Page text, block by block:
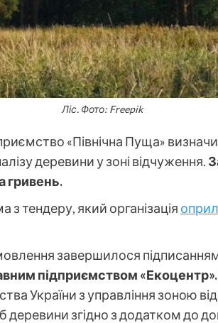
Ліс. Фото: Freepik
«Північна Пуща»
деревини у зоні відчуження.
гривень.
з тендеру, який організація
завершилося
підприємством «Екоцентр».
України з управління зоною
деревини згідно з додатком до